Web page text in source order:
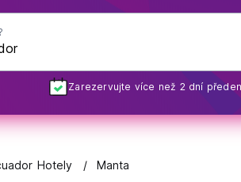
Zarezervujte více než 2 dní
Hotely Manta